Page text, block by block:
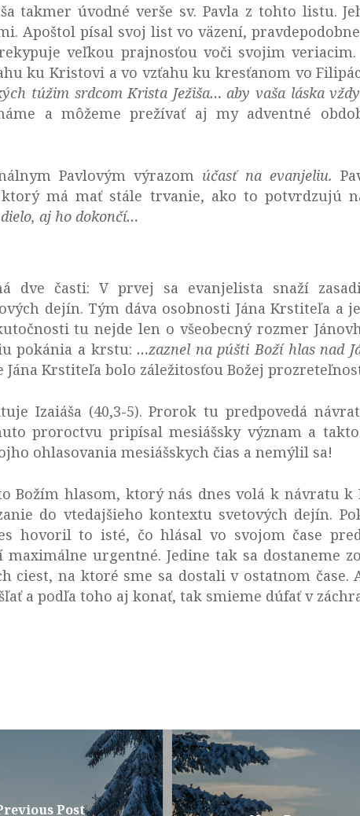
takmer úvodné verše sv. Pavla z tohto listu.
Apoštol písal svoj list vo väzení,
veľkou prajnosťou voči svojim veriacim.
ku Kristovi a vo vzťahu ku kresťanom vo
túžim srdcom Krista Ježiša… aby vaša láska
a môžeme prežívať aj my adventné
Pavlovým výrazom účasť na evanjeliu.
má mať stále trvanie, ako to potvrdzujú
aj ho dokončí…
dve časti: V prvej sa evanjelista snaží
dejín. Tým dáva osobnosti Jána Krstiteľa
tu nejde len o všeobecný rozmer
pokánia a krstu:…zaznel na púšti Boží hlas nad
Jána Krstiteľa bolo záležitosťou Božej
Izaiáša (40,3-5). Prorok tu predpovedá
proroctvu pripísal mesiášsky význam a
ohlasovania mesiášskych čias a nemýlil sa!
Božím hlasom, ktorý nás dnes volá k návratu k
do vtedajšieho kontextu svetových dejín.
hovoril to isté, čo hlásal vo svojom čase
urgentné. Jedine tak sa dostaneme
ciest, na ktoré sme sa dostali v ostatnom čase.
a podľa toho aj konať, tak smieme dúfať v
Post